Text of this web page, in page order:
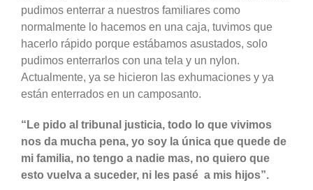
pudimos enterrar a nuestros familiares como
normalmente lo hacemos en una caja, tuvimos que
hacerlo rápido porque estábamos asustados, solo
pudimos enterrarlos con una tela y un nylon.
Actualmente, ya se hicieron las exhumaciones y ya
están enterrados en un camposanto.
“Le pido al tribunal justicia, todo lo que vivimos
nos da mucha pena, yo soy la única que quede de
mi familia, no tengo a nadie mas, no quiero que
esto vuelva a suceder, ni les pasé a mis hijos”.